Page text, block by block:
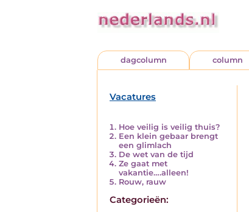
dagcolumn column
Vacatures
Hoe veilig is veilig thuis?
Een klein gebaar brengt
een glimlach
De wet van de tijd
Ze gaat met
vakantie….alleen!
Rouw, rauw
Categorieën: